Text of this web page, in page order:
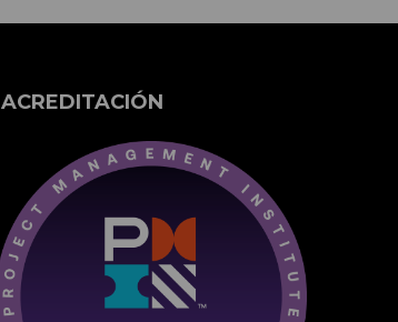
ACREDITACIÓN